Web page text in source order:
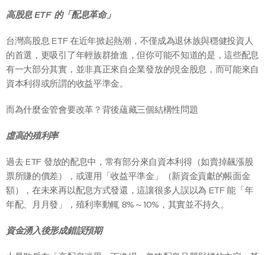
高股息 ETF 的「配息革命」
台灣高股息 ETF 在近年掀起熱潮，不僅成為退休族與穩健投資人
的首選，更吸引了年輕族群搶進，但你可能不知道的是，這些配息
有一大部分其實，並非真正來自企業發放的現金股息，而可能來自
資本利得或所謂的收益平準金。
而為什麼金管會要改革？背後蘊藏三個結構性問題
虛高的殖利率
過去 ETF 發放的配息中，常有部分來自資本利得（如賣掉飆漲股
票所賺的價差），或運用「收益平準金」（新資金貢獻的帳面金
額），在未來再以配息方式發還，這讓很多人誤以為 ETF 能「年
年配、月月發」，殖利率動輒 8%～10%，其實並不持久。
資金湧入後形成錯誤預期